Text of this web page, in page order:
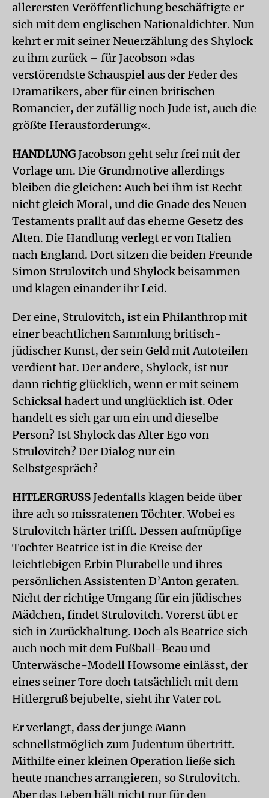
allerersten Veröffentlichung beschäftigte er
sich mit dem englischen Nationaldichter. Nun
kehrt er mit seiner Neuerzählung des Shylock
zu ihm zurück – für Jacobson »das
verstörendste Schauspiel aus der Feder des
Dramatikers, aber für einen britischen
Romancier, der zufällig noch Jude ist, auch die
größte Herausforderung«.
HANDLUNGJacobson geht sehr frei mit der
Vorlage um. Die Grundmotive allerdings
bleiben die gleichen: Auch bei ihm ist Recht
nicht gleich Moral, und die Gnade des Neuen
Testaments prallt auf das eherne Gesetz des
Alten. Die Handlung verlegt er von Italien
nach England. Dort sitzen die beiden Freunde
Simon Strulovitch und Shylock beisammen
und klagen einander ihr Leid.
Der eine, Strulovitch, ist ein Philanthrop mit
einer beachtlichen Sammlung britisch-
jüdischer Kunst, der sein Geld mit Autoteilen
verdient hat. Der andere, Shylock, ist nur
dann richtig glücklich, wenn er mit seinem
Schicksal hadert und unglücklich ist. Oder
handelt es sich gar um ein und dieselbe
Person? Ist Shylock das Alter Ego von
Strulovitch? Der Dialog nur ein
Selbstgespräch?
HITLERGRUSS
Jedenfalls klagen beide über
ihre ach so missratenen Töchter. Wobei es
Strulovitch härter trifft. Dessen aufmüpfige
Tochter Beatrice ist in die Kreise der
leichtlebigen Erbin Plurabelle und ihres
persönlichen Assistenten D’Anton geraten.
Nicht der richtige Umgang für ein jüdisches
Mädchen, findet Strulovitch. Vorerst übt er
sich in Zurückhaltung. Doch als Beatrice sich
auch noch mit dem Fußball-Beau und
Unterwäsche-Modell Howsome einlässt, der
eines seiner Tore doch tatsächlich mit dem
Hitlergruß bejubelte, sieht ihr Vater rot.
Er verlangt, dass der junge Mann
schnellstmöglich zum Judentum übertritt.
Mithilfe einer kleinen Operation ließe sich
heute manches arrangieren, so Strulovitch.
Aber das Leben hält nicht nur für den